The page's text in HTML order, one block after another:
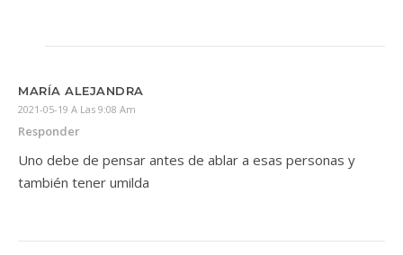
MARÍA ALEJANDRA
2021-05-19 A Las 9:08 Am
Responder
Uno debe de pensar antes de ablar a esas personas y
también tener umilda